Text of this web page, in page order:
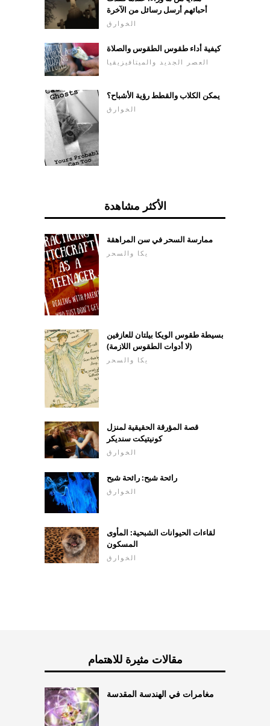
أحبائهم أرسل رسائل من الآخرة
الخوارق
كيفية أداء طقوس الطقوس والصلاة
العصر الجديد والميتافيزيقيا
يمكن الكلاب والقطط رؤية الأشباح؟
الخوارق
الأكثر مشاهدة
ممارسة السحر في سن المراهقة
يكا والسحر
بسيطة طقوس الويكا بيلتان للعازفين
(لا أدوات الطقوس اللازمة)
يكا والسحر
قصة المؤرقة الحقيقية لمنزل
كونيتيكت سنديكر
الخوارق
رائحة شبح: رائحة شبح
الخوارق
لقاءات الحيوانات الشبحية: المأوى
المسكون
الخوارق
مقالات مثيرة للاهتمام
مغامرات في الهندسة المقدسة